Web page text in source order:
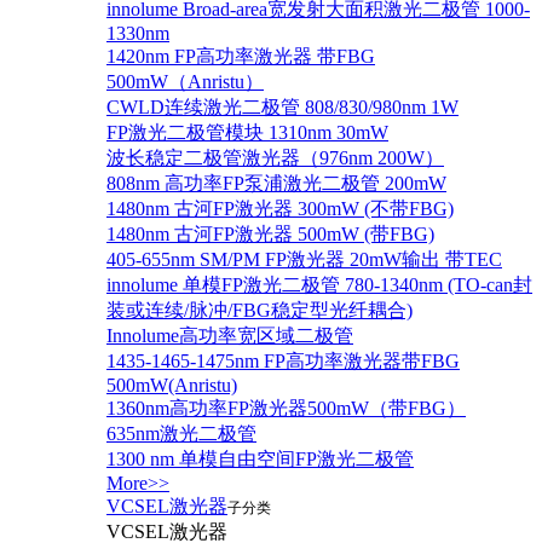
innolume Broad-area宽发射大面积激光二极管 1000-
1330nm
1420nm FP高功率激光器 带FBG
500mW（Anristu）
CWLD连续激光二极管 808/830/980nm 1W
FP激光二极管模块 1310nm 30mW
波长稳定二极管激光器（976nm 200W）
808nm 高功率FP泵浦激光二极管 200mW
1480nm 古河FP激光器 300mW (不带FBG)
1480nm 古河FP激光器 500mW (带FBG)
405-655nm SM/PM FP激光器 20mW输出 带TEC
innolume 单模FP激光二极管 780-1340nm (TO-can封
装或连续/脉冲/FBG稳定型光纤耦合)
Innolume高功率宽区域二极管
1435-1465-1475nm FP高功率激光器带FBG
500mW(Anristu)
1360nm高功率FP激光器500mW（带FBG）
635nm激光二极管
1300 nm 单模自由空间FP激光二极管
More>>
VCSEL激光器子分类
VCSEL激光器